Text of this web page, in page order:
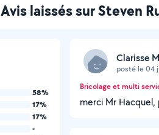
Avis laissés sur Steven
58%
17%
17%
-
Clarisse
posté le 04
Bricolage et multi
merci Mr